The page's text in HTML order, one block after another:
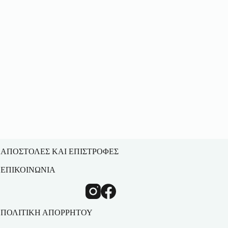
ΑΠΟΣΤΟΛΕΣ ΚΑΙ ΕΠΙΣΤΡΟΦΕΣ
ΕΠΙΚΟΙΝΩΝΙΑ
ΠΟΛΙΤΙΚΗ ΑΠΟΡΡΗΤΟΥ